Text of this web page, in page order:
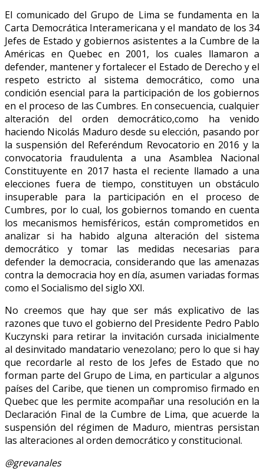
El comunicado del Grupo de Lima se fundamenta en la
Carta Democrática Interamericana y el mandato de los 34
Jefes de Estado y gobiernos asistentes a la Cumbre de la
Américas en Quebec en 2001, los cuales llamaron a
defender, mantener y fortalecer el Estado de Derecho y el
respeto estricto al sistema democrático, como una
condición esencial para la participación de los gobiernos
en el proceso de las Cumbres. En consecuencia, cualquier
alteración del orden democrático,como ha venido
haciendo Nicolás Maduro desde su elección, pasando por
la suspensión del Referéndum Revocatorio en 2016 y la
convocatoria fraudulenta a una Asamblea Nacional
Constituyente en 2017 hasta el reciente llamado a una
elecciones fuera de tiempo, constituyen un obstáculo
insuperable para la participación en el proceso de
Cumbres, por lo cual, los gobiernos tomando en cuenta
los mecanismos hemisféricos, están comprometidos en
analizar si ha habido alguna alteración del sistema
democrático y tomar las medidas necesarias para
defender la democracia, considerando que las amenazas
contra la democracia hoy en día, asumen variadas formas
como el Socialismo del siglo XXI.
No creemos que hay que ser más explicativo de las
razones que tuvo el gobierno del Presidente Pedro Pablo
Kuczynski para retirar la invitación cursada inicialmente
al desinvitado mandatario venezolano; pero lo que si hay
que recordarle al resto de los Jefes de Estado que no
forman parte del Grupo de Lima, en particular a algunos
países del Caribe, que tienen un compromiso firmado en
Quebec que les permite acompañar una resolución en la
Declaración Final de la Cumbre de Lima, que acuerde la
suspensión del régimen de Maduro, mientras persistan
las alteraciones al orden democrático y constitucional.
@grevanales